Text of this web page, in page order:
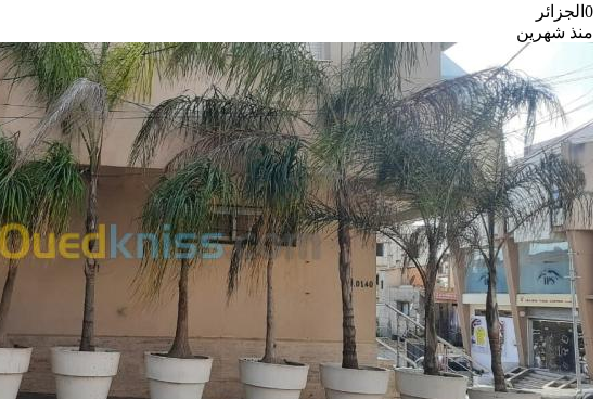
0 الجزائر
منذ شهرين